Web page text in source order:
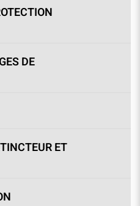
DE
ET